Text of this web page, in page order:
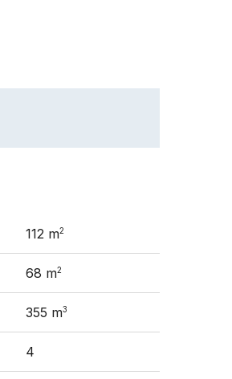
112 m2
68 m2
355 m3
4